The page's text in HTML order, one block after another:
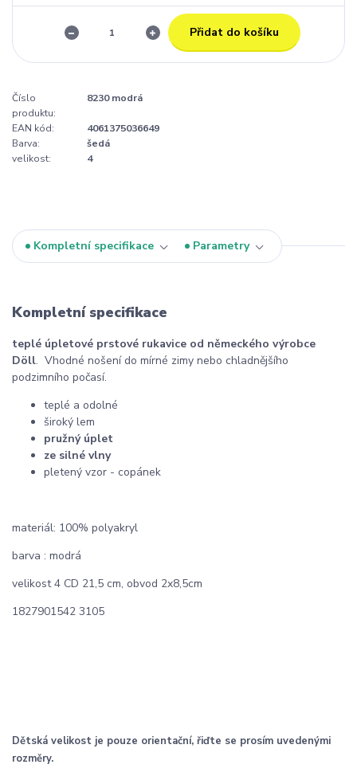
Přidat do košíku
Číslo
produktu:
8230 modrá
EAN kód:
4061375036649
Barva:
šedá
velikost:
4
Kompletní specifikace Parametry
Kompletní specifikace
teplé úpletové prstové rukavice od německého výrobce
Döll. Vhodné nošení do mírné zimy nebo chladnějšího
podzimního počasí.
teplé a odolné
široký lem
pružný úplet
ze silné vlny
pletený vzor - copánek
materiál: 100% polyakryl
barva : modrá
velikost 4 CD 21,5 cm, obvod 2x8,5cm
1827901542 3105
Dětská velikost je pouze orientační, řiďte se prosím uvedenými
rozměry.